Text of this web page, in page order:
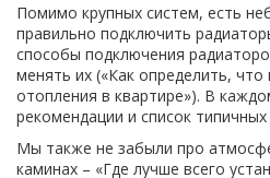
Помимо крупных систем, есть
правильно подключить
способы подключения
менять их («Как определить,
отопления в квартире»). В
рекомендации и список
Мы также не забыли про
каминах – «Где лучше всего